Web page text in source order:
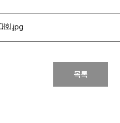
회.jpg
목록